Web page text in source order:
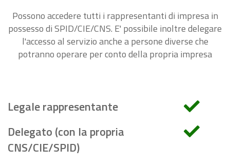
Possono accedere tutti i rappresentanti di impresa in
possesso di SPID/CIE/CNS. E' possibile inoltre delegare
l'accesso al servizio anche a persone diverse che
potranno operare per conto della propria impresa
Legale rappresentante
Delegato (con la propria
CNS/CIE/SPID)